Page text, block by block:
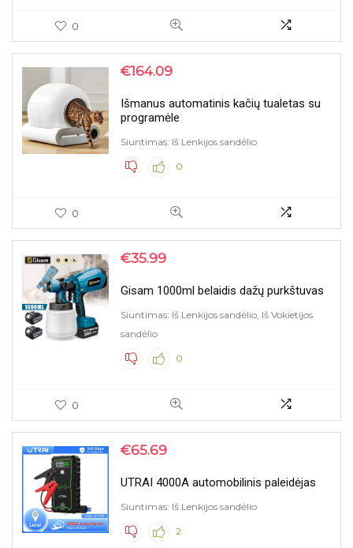
0
€164.09
Išmanus automatinis kačių tualetas su
programėle
Siuntimas: Iš Lenkijos sandėlio
0
0
€35.99
Gisam 1000ml belaidis dažų purkštuvas
Siuntimas: Iš Lenkijos sandėlio, Iš Vokietijos
sandėlio
0
0
€65.69
UTRAI 4000A automobilinis paleidėjas
Siuntimas: Iš Lenkijos sandėlio
2